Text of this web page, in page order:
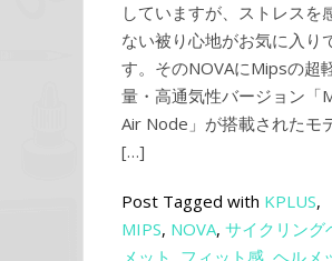
していますが、ストレスを
ない被り心地がお気に入り
す。そのNOVAにMipsの超
量・高通気性バージョン「
Air Node」が搭載されたモ
[…]
Post Tagged with KPLUS,
MIPS, NOVA, サイクリング